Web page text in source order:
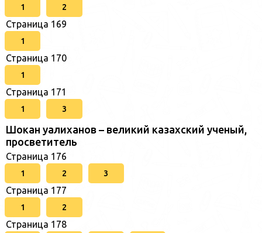
1 2
Страница 169
1
Страница 170
1
Страница 171
1 3
Шокан уалиханов – великий казахский ученый,
просветитель
Страница 176
1 2 3
Страница 177
1 2
Страница 178